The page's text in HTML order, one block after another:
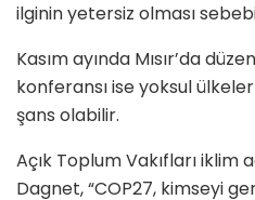
ilginin yetersiz olması
Kasım ayında Mısır’da
konferansı ise yoksul
şans olabilir.
Açık Toplum Vakıfları
Dagnet, “COP27, kimseyi